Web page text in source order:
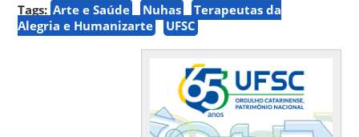
Tags: Arte e Saúde Nuhas
Terapeutas da
Alegria e Humanizarte
UFSC